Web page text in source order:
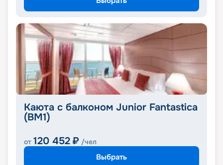
Каюта с балконом Junior Fantastica
(BM1)
от 120 452 ₽ /чел
Выбрать